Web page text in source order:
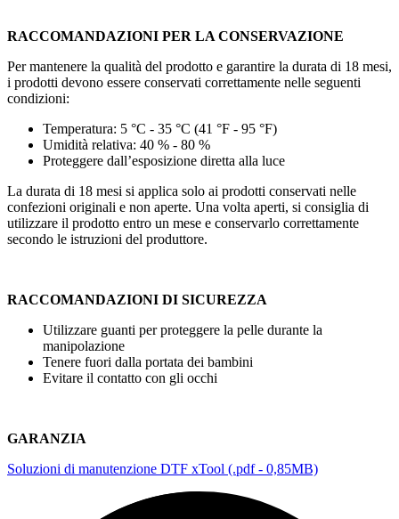
RACCOMANDAZIONI PER LA CONSERVAZIONE
Per mantenere la qualità del prodotto e garantire la durata di 18 mesi,
i prodotti devono essere conservati correttamente nelle seguenti
condizioni:
Temperatura: 5 °C - 35 °C (41 °F - 95 °F)
Umidità relativa: 40 % - 80 %
Proteggere dall’esposizione diretta alla luce
La durata di 18 mesi si applica solo ai prodotti conservati nelle
confezioni originali e non aperte. Una volta aperti, si consiglia di
utilizzare il prodotto entro un mese e conservarlo correttamente
secondo le istruzioni del produttore.
RACCOMANDAZIONI DI SICUREZZA
Utilizzare guanti per proteggere la pelle durante la
manipolazione
Tenere fuori dalla portata dei bambini
Evitare il contatto con gli occhi
GARANZIA
Soluzioni di manutenzione DTF xTool (.pdf - 0,85MB)